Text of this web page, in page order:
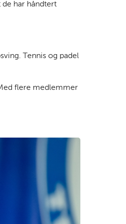
har håndtert
Tennis og padel
flere medlemmer